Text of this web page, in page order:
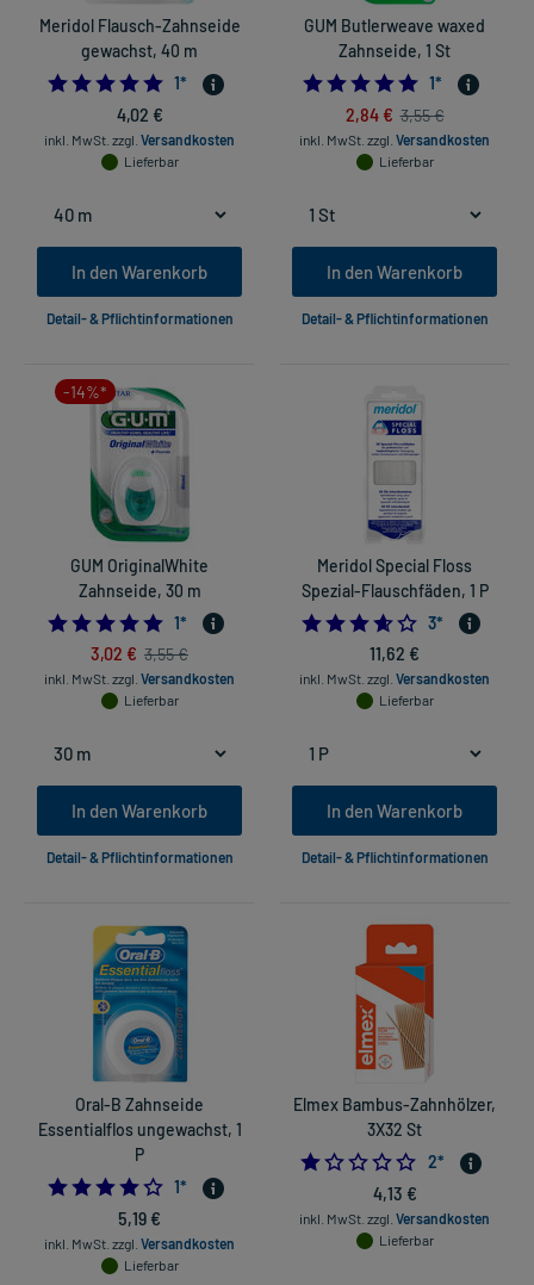
Meridol Flausch-Zahnseide
gewachst, 40 m
5.0
1*
4,02 €
inkl. MwSt. zzgl. Versandkosten
Lieferbar
In den Warenkorb
Detail- & Pflichtinformationen
GUM Butlerweave waxed
Zahnseide, 1 St
5.0
1*
2,84 € 3,55 €
inkl. MwSt. zzgl. Versandkosten
Lieferbar
In den Warenkorb
Detail- & Pflichtinformationen
-14%*
GUM OriginalWhite
Zahnseide, 30 m
5.0
1*
3,02 € 3,55 €
inkl. MwSt. zzgl. Versandkosten
Lieferbar
In den Warenkorb
Detail- & Pflichtinformationen
Meridol Special Floss
Spezial-Flauschfäden, 1 P
3*
11,62 €
inkl. MwSt. zzgl. Versandkosten
Lieferbar
In den Warenkorb
Detail- & Pflichtinformationen
Oral-B Zahnseide
Essentialflos ungewachst, 1
P
4.0
1*
5,19 €
inkl. MwSt. zzgl. Versandkosten
Lieferbar
Elmex Bambus-Zahnhölzer,
3X32 St
1.0
2*
4,13 €
inkl. MwSt. zzgl. Versandkosten
Lieferbar